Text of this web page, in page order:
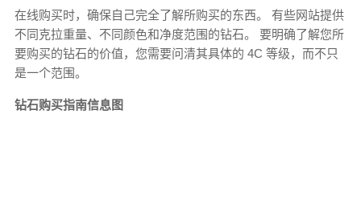
在线购买时，确保自己完全了解所购买的东西。 有些网站提供
不同克拉重量、不同颜色和净度范围的钻石。 要明确了解您所
要购买的钻石的价值，您需要问清其具体的 4C 等级，而不只
是一个范围。
钻石购买指南信息图